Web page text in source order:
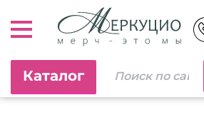
Каталог